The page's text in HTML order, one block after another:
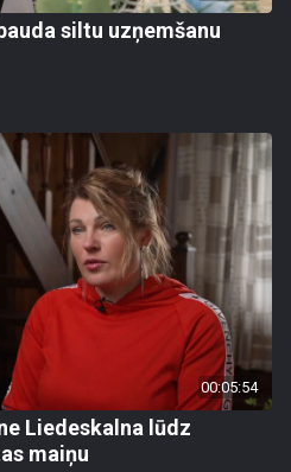
siltu uzņemšanu
00:05:54
Liedeskalna lūdz
maiņu